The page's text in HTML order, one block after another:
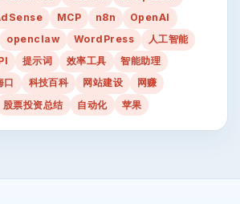
MCP n8n
OpenAI
openclaw WordPress
人工智能
提示词 效率工具
智能助理
口 科技百科 网站建设
网赚
股票投资总结 自动化 苹果